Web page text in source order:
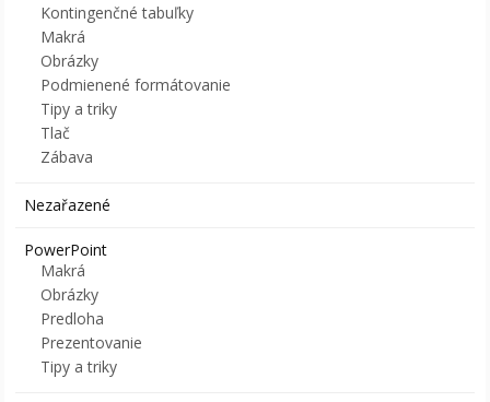
Kontingenčné tabuľky
Makrá
Obrázky
Podmienené formátovanie
Tipy a triky
Tlač
Zábava
Nezařazené
PowerPoint
Makrá
Obrázky
Predloha
Prezentovanie
Tipy a triky